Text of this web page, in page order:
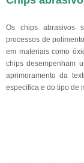
Os chips abrasivos
processos de
em materiais como
chips desempenham
aprimoramento da
específica e do tipo de